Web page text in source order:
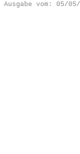
Ausgabe vom: 05/